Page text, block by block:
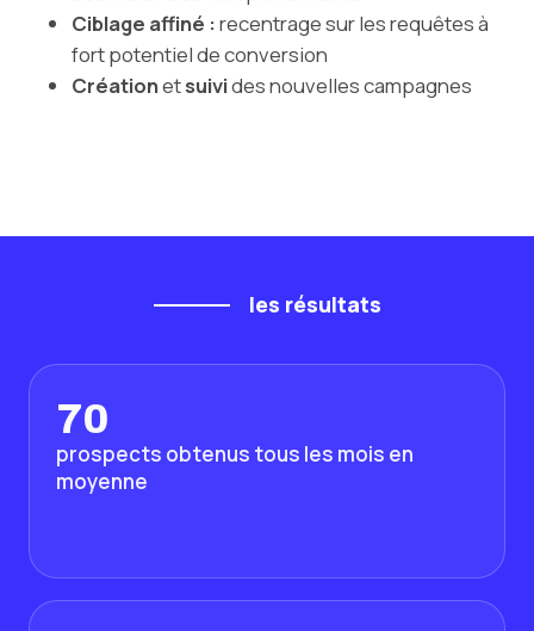
Ciblage affiné :recentrage sur les requêtes à
fort potentiel de conversion
Créationetsuivides nouvelles campagnes
les résultats
70
prospects obtenus tous les mois en
moyenne